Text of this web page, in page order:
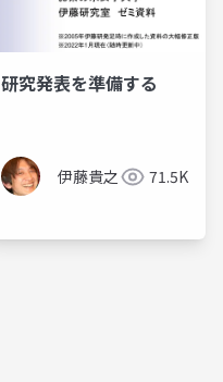
研究発表を準備する
伊藤貴之 71.5K